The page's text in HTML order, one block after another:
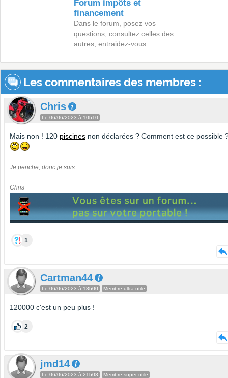
Forum impôts et
financement
Dans le forum, posez vos
questions, consultez celles des
autres, entraidez-vous.
Les commentaires des membres :
Chris
Le 06/06/2023 à 10h10
Mais non ! 120 piscines non déclarées ? Comment est ce possible
Je penche, donc je suis
Chris
1
Cartman44
Le 06/06/2023 à 18h00 Membre ultra utile
120000 c'est un peu plus !
2
jmd14
Le 06/06/2023 à 21h03 Membre super utile